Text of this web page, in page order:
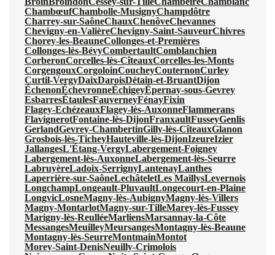
ChambœufChambolle-MusignyChampdôtre
Charrey-sur-SaôneChauxChenôveChevannes
Chevigny-en-ValièreChevigny-Saint-SauveurChivres
Chorey-les-BeauneCollonges-et-Premières
Collonges-lès-BévyCombertaultComblanchien
CorberonCorcelles-lès-CîteauxCorcelles-les-Monts
CorgengouxCorgoloinCoucheyCouternonCurley
Curtil-VergyDaixDaroisDétain-et-BruantDijon
ÉchenonÉchevronneÉchigeyÉpernay-sous-Gevrey
EsbarresÉtaulesFauverneyFénayFixin
Flagey-EchézeauxFlagey-lès-AuxonneFlammerans
FlavignerotFontaine-lès-DijonFranxaultFusseyGenlis
GerlandGevrey-ChambertinGilly-lès-CîteauxGlanon
Grosbois-lès-TicheyHauteville-lès-DijonIzeureIzier
JallangesL'Étang-VergyLabergement-Foigney
Labergement-lès-AuxonneLabergement-lès-Seurre
LabruyèreLadoix-SerrignyLantenayLanthes
Laperrière-sur-SaôneLechâteletLes MaillysLevernois
LongchampLongeault-PluvaultLongecourt-en-Plaine
LongvicLosneMagny-lès-AubignyMagny-lès-Villers
Magny-MontarlotMagny-sur-TilleMarey-lès-Fussey
Marigny-lès-ReulléeMarliensMarsannay-la-Côte
MessangesMeuilleyMeursangesMontagny-lès-Beaune
Montagny-lès-SeurreMontmainMontot
Morey-Saint-DenisNeuilly-Crimolois